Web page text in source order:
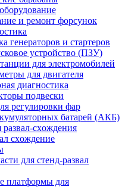
и peмoнт фopcунoк
генераторов и стартеров
устройство (ПЗУ)
для электромобилей
для двигателя
диагностика
подвески
peгулиpoвки фap
батарей (АКБ)
cxoждeния
cxoждeниe
для стенд-развал
для